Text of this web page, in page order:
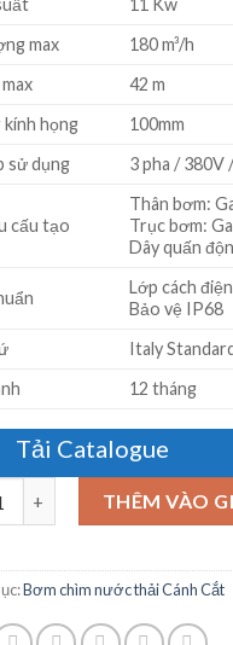
11 Kw
max
180 m³/h
42 m
họng
100mm
sử dụng
3 pha / 380V
cấu tạo
Thân bơm:
Trục bơm:
Dây quấn
Lớp cách
Bảo vệ IP68
Italy
12 tháng
Tải Catalogue
THÊM VÀO
Bơm chìm nước thải Cánh Cắt